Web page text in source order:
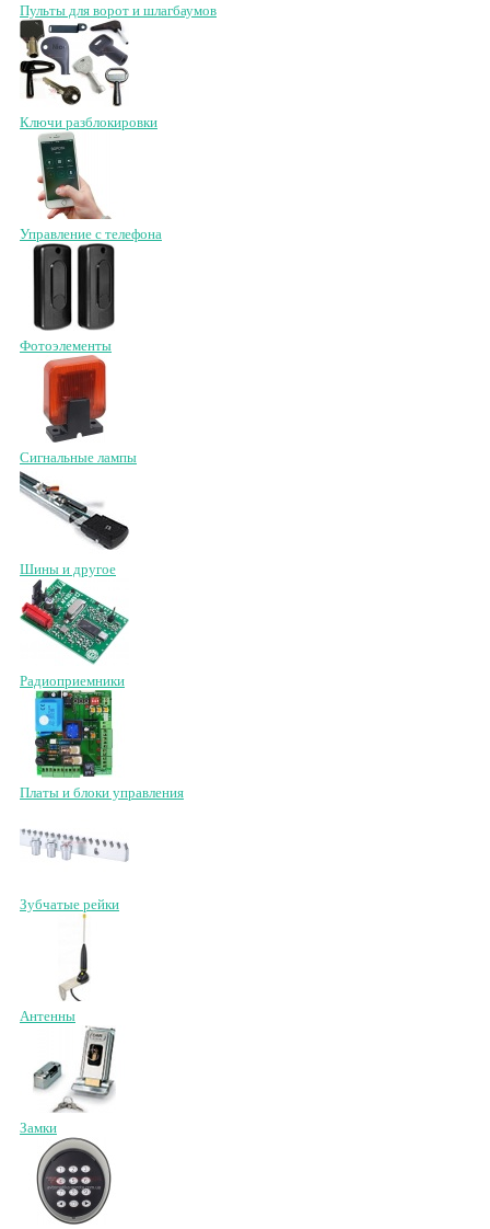
Пульты для ворот и шлагбаумов
Ключи разблокировки
Управление с телефона
Фотоэлементы
Сигнальные лампы
Шины и другое
Радиоприемники
Платы и блоки управления
Зубчатые рейки
Антенны
Замки